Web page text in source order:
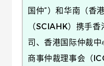
国仲”）和华南（香
（SCIAHK）携手
司、香港国际仲裁
商事仲裁理事会（